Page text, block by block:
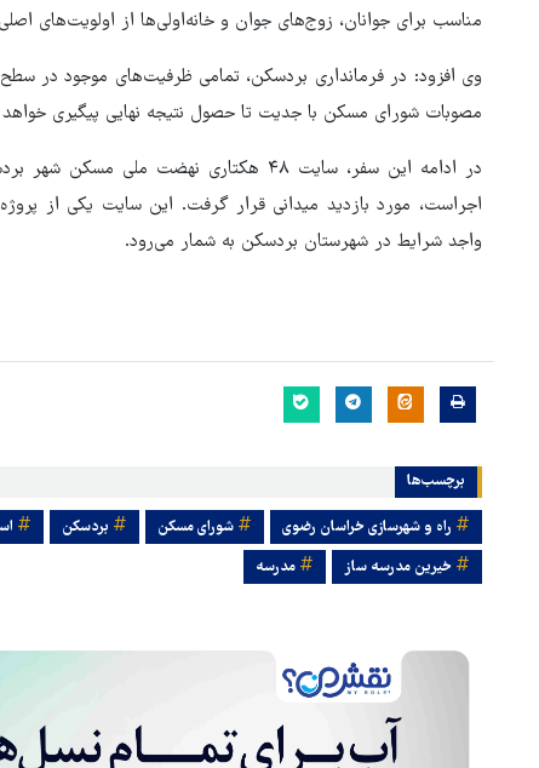
مناسب برای جوانان، زوج‌های جوان و خانه‌اولی‌ها از اولویت‌های
وی افزود: در فرمانداری بردسکن، تمامی ظرفیت‌های موجود در
مصوبات شورای مسکن با جدیت تا حصول نتیجه نهایی پیگیری
اجراست، مورد بازدید میدانی قرار گرفت. این سایت یکی از
واجد شرایط در شهرستان بردسکن به شمار می‌رود.
برچسب‌ها
راه و شهرسازی خراسان رضوی شورای مسکن بردسکن
خیرین مدرسه ساز
مدرسه